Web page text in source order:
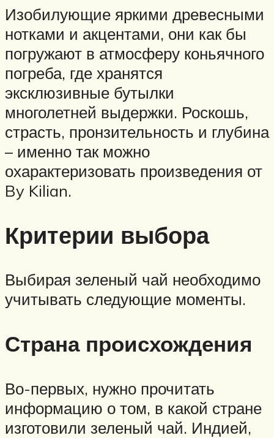
Изобилующие яркими древесными
нотками и акцентами, они как бы
погружают в атмосферу коньячного
погреба, где хранятся
эксклюзивные бутылки
многолетней выдержки. Роскошь,
страсть, пронзительность и глубина
– именно так можно
охарактеризовать произведения от
By Kilian.
Критерии выбора
Выбирая зеленый чай необходимо
учитывать следующие моменты.
Страна происхождения
Во-первых, нужно прочитать
информацию о том, в какой стране
изготовили зеленый чай. Индией,